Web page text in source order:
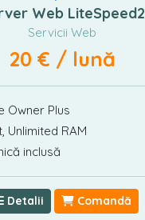
Web LiteSpeed2
Servicii Web
20 € / lună
Owner Plus
Unlimited RAM
inclusă
Detalii Comandă